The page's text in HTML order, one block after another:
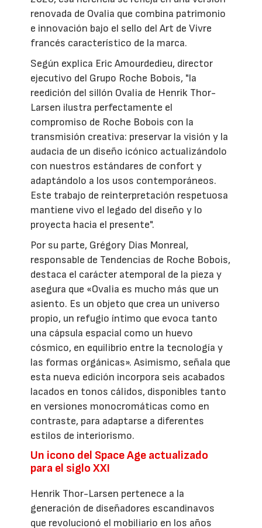
renovada de Ovalia que combina patrimonio
e innovación bajo el sello del Art de Vivre
francés característico de la marca.
Según explica Eric Amourdedieu, director
ejecutivo del Grupo Roche Bobois, "la
reedición del sillón Ovalia de Henrik Thor-
Larsen ilustra perfectamente el
compromiso de Roche Bobois con la
transmisión creativa: preservar la visión y la
audacia de un diseño icónico actualizándolo
con nuestros estándares de confort y
adaptándolo a los usos contemporáneos.
Este trabajo de reinterpretación respetuosa
mantiene vivo el legado del diseño y lo
proyecta hacia el presente".
Por su parte, Grégory Dias Monreal,
responsable de Tendencias de Roche Bobois,
destaca el carácter atemporal de la pieza y
asegura que «Ovalia es mucho más que un
asiento. Es un objeto que crea un universo
propio, un refugio íntimo que evoca tanto
una cápsula espacial como un huevo
cósmico, en equilibrio entre la tecnología y
las formas orgánicas». Asimismo, señala que
esta nueva edición incorpora seis acabados
lacados en tonos cálidos, disponibles tanto
en versiones monocromáticas como en
contraste, para adaptarse a diferentes
estilos de interiorismo.
Un icono del Space Age actualizado
para el siglo XXI
Henrik Thor-Larsen pertenece a la
generación de diseñadores escandinavos
que revolucionó el mobiliario en los años